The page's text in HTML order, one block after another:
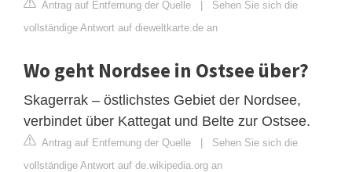
Antrag auf Entfernung der Quelle | Sehen Sie sich die
vollständige Antwort auf dieweltkarte.de an
Wo geht Nordsee in Ostsee über?
Skagerrak – östlichstes Gebiet der Nordsee,
verbindet über Kattegat und Belte zur Ostsee.
Antrag auf Entfernung der Quelle | Sehen Sie sich die
vollständige Antwort auf de.wikipedia.org an